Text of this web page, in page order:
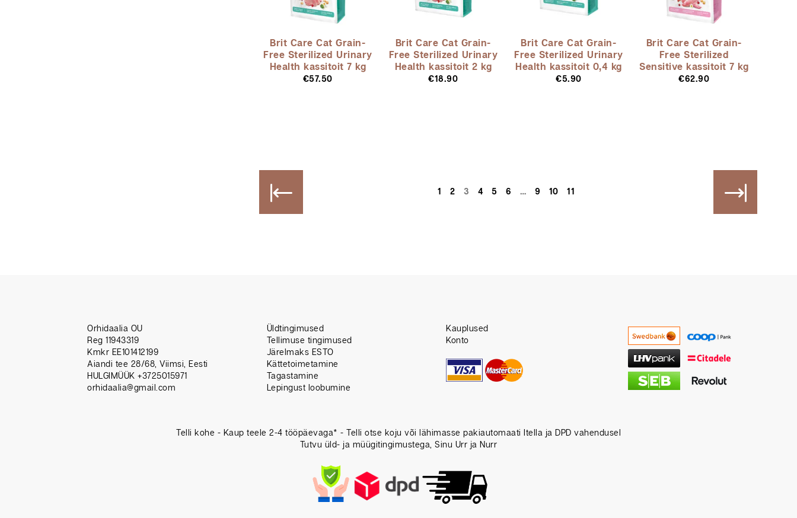
Brit Care Cat Grain-
Free Sterilized Urinary
Health kassitoit 7 kg
€57.50
Brit Care Cat Grain-
Free Sterilized Urinary
Health kassitoit 2 kg
€18.90
Brit Care Cat Grain-
Free Sterilized Urinary
Health kassitoit 0,4 kg
€5.90
Brit Care Cat Grain-
Free Sterilized
Sensitive kassitoit 7 kg
€62.90
1 2 3 4 5 6 … 9 10 11
Orhidaalia OU
Reg 11943319
Kmkr EE101412199
Aiandi tee 28/68, Viimsi, Eesti
HULGIMÜÜK +3725015971
orhidaalia@gmail.com
Üldtingimused
Tellimuse tingimused
Järelmaks ESTO
Kättetoimetamine
Tagastamine
Lepingust loobumine
Kauplused
Konto
Telli kohe - Kaup teele 2-4 tööpäevaga* - Telli otse koju või lähimasse pakiautomaati Itella ja DPD vahendusel
Tutvu üld- ja müügitingimustega, Sinu Urr ja Nurr